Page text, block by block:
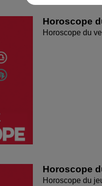
Horoscope
Horoscope du
Horoscope
Horoscope du